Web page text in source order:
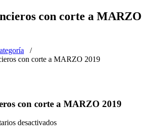
con corte a MARZO
/
con corte a MARZO 2019
con corte a MARZO 2019
desactivadosen